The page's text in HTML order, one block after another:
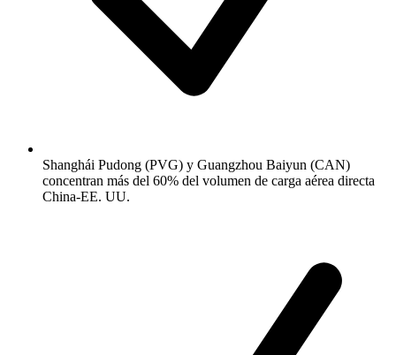
Shanghái Pudong (PVG) y Guangzhou Baiyun (CAN)
concentran más del 60% del volumen de carga aérea directa
China-EE. UU.